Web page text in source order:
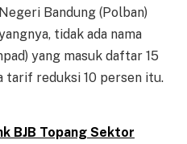
Bandung (Polban)
tidak ada nama
yang masuk daftar 15
tarif reduksi 10 persen itu.
BJB Topang Sektor